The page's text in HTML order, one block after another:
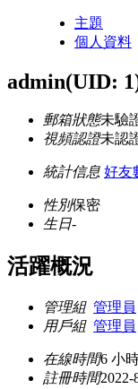
主題
個人資料
admin(UID:
郵箱狀態未驗
視頻認證未認
統計信息 好友
性別保密
生日-
活躍概況
管理組 管理員
用戶組 管理員
在線時間6 小
註冊時間2022-